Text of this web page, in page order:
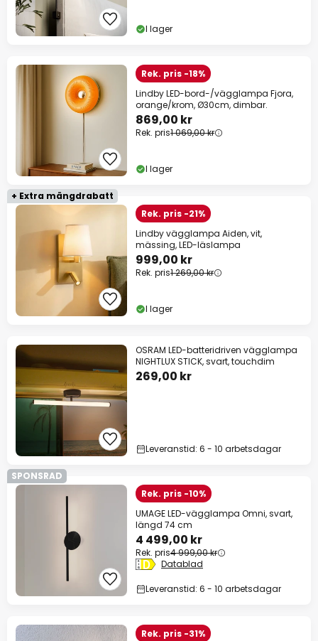
I lager
Rek. pris -18%
Lindby LED-bord-/vägglampa Fjora,
orange/krom, Ø30cm, dimbar.
869,00 kr
Rek. pris1 069,00 kr
I lager
+ Extra mängdrabatt
Rek. pris -21%
Lindby vägglampa Aiden, vit,
mässing, LED-läslampa
999,00 kr
Rek. pris1 269,00 kr
I lager
OSRAM LED-batteridriven vägglampa
NIGHTLUX STICK, svart, touchdim
269,00 kr
Leveranstid: 6 - 10 arbetsdagar
SPONSRAD
Rek. pris -10%
UMAGE LED-vägglampa Omni, svart,
längd 74 cm
4 499,00 kr
Rek. pris4 999,00 kr
Datablad
Leveranstid: 6 - 10 arbetsdagar
Rek. pris -31%